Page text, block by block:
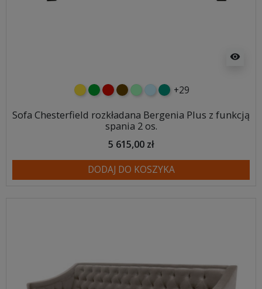
visibility
żółtyzielonyczerwony
czekoladowy
miętowybłękitny
turkusowy
+29
Sofa Chesterfield rozkładana Bergenia Plus z funkcją
spania 2 os.
5 615,00 zł
DODAJ DO KOSZYKA